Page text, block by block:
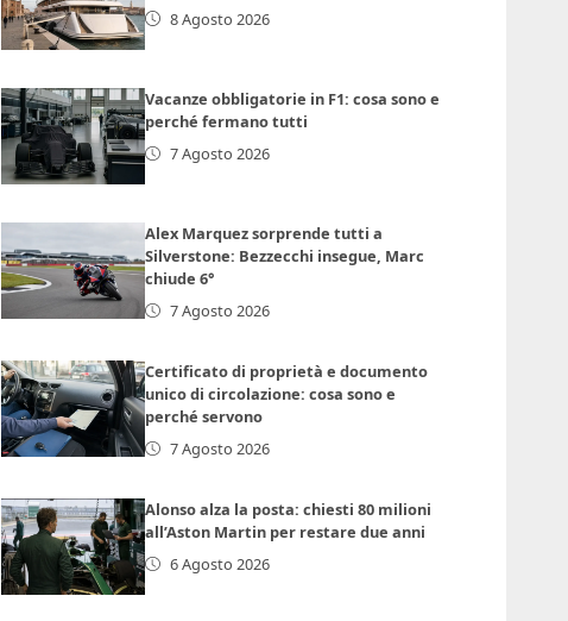
8 Agosto 2026
Vacanze obbligatorie in F1: cosa sono e
perché fermano tutti
7 Agosto 2026
Alex Marquez sorprende tutti a
Silverstone: Bezzecchi insegue, Marc
chiude 6°
7 Agosto 2026
Certificato di proprietà e documento
unico di circolazione: cosa sono e
perché servono
7 Agosto 2026
Alonso alza la posta: chiesti 80 milioni
all’Aston Martin per restare due anni
6 Agosto 2026